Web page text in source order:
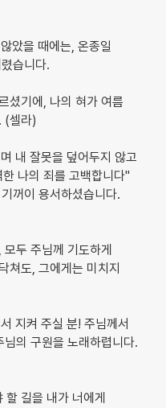
았을 때에는, 온종일
습니다.
셨기에, 나의 혀가 여름
(셀라)
내 잘못을 덮어두지 않고
나의 죄를 고백합니다"
꺼이 용서하셨습니다.
두 주님께 기도하게
쳐도, 그에게는 미치지
지켜 주실 분! 주님께서
의 구원을 노래하렵니다.
길을 내가 너에게